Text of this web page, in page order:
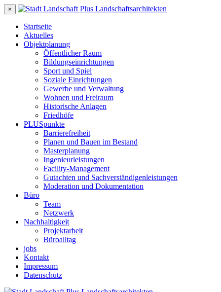
×
Startseite
Aktuelles
Objektplanung
Öffentlicher Raum
Bildungseinrichtungen
Sport und Spiel
Soziale Einrichtungen
Gewerbe und Verwaltung
Wohnen und Freiraum
Historische Anlagen
Friedhöfe
PLUSpunkte
Barrierefreiheit
Planen und Bauen im Bestand
Masterplanung
Ingenieurleistungen
Facility-Management
Gutachten und Sachverständigenleistungen
Moderation und Dokumentation
Büro
Team
Netzwerk
Nachhaltigkeit
Projektarbeit
Büroalltag
jobs
Kontakt
Impressum
Datenschutz